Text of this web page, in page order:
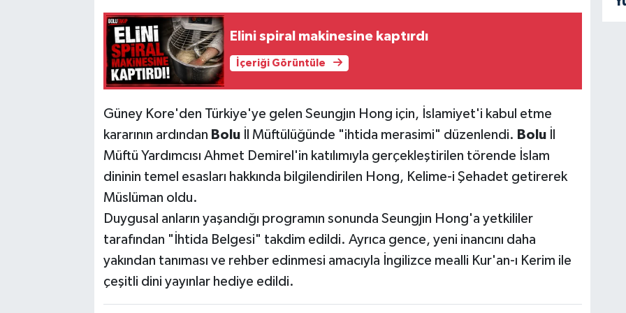
Elini spiral makinesine kaptırdı
İçeriği Görüntüle
Güney Kore'den Türkiye'ye gelen Seungjın Hong için, İslamiyet'i kabul etme
kararının ardından Boluİl Müftülüğünde "ihtida merasimi" düzenlendi. Boluİl
Müftü Yardımcısı Ahmet Demirel'in katılımıyla gerçekleştirilen törende İslam
dininin temel esasları hakkında bilgilendirilen Hong, Kelime-i Şehadet getirerek
Müslüman oldu.
Duygusal anların yaşandığı programın sonunda Seungjın Hong'a yetkililer
tarafından "İhtida Belgesi" takdim edildi. Ayrıca gence, yeni inancını daha
yakından tanıması ve rehber edinmesi amacıyla İngilizce mealli Kur'an-ı Kerim ile
çeşitli dini yayınlar hediye edildi.